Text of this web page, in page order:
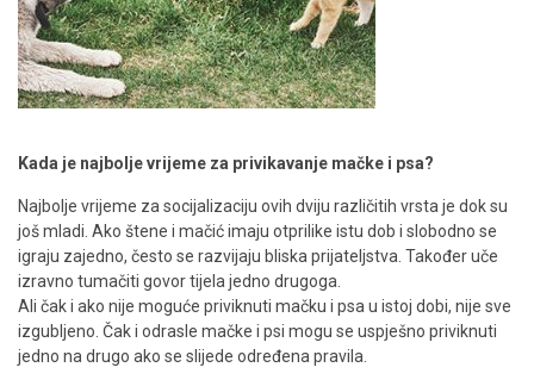
Kada je najbolje vrijeme za privikavanje mačke i psa?
Najbolje vrijeme za socijalizaciju ovih dviju različitih vrsta je dok su
još mladi. Ako štene i mačić imaju otprilike istu dob i slobodno se
igraju zajedno, često se razvijaju bliska prijateljstva. Također uče
izravno tumačiti govor tijela jedno drugoga.
Ali čak i ako nije moguće priviknuti mačku i psa u istoj dobi, nije sve
izgubljeno. Čak i odrasle mačke i psi mogu se uspješno priviknuti
jedno na drugo ako se slijede određena pravila.